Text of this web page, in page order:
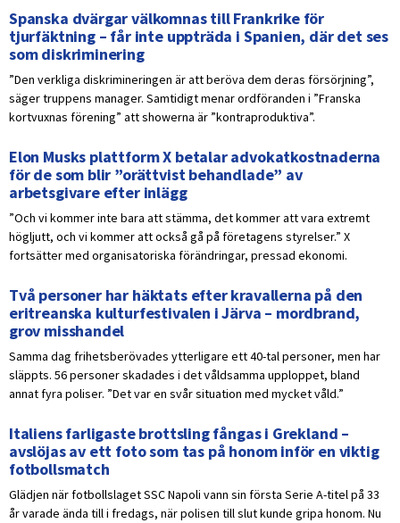
Spanska dvärgar välkomnas till Frankrike för
tjurfäktning – får inte uppträda i Spanien, där det ses
som diskriminering
”Den verkliga diskrimineringen är att beröva dem deras försörjning”,
säger truppens manager. Samtidigt menar ordföranden i ”Franska
kortvuxnas förening” att showerna är ”kontraproduktiva”.
Elon Musks plattform X betalar advokatkostnaderna
för de som blir ”orättvist behandlade” av
arbetsgivare efter inlägg
”Och vi kommer inte bara att stämma, det kommer att vara extremt
högljutt, och vi kommer att också gå på företagens styrelser.” X
fortsätter med organisatoriska förändringar, pressad ekonomi.
Två personer har häktats efter kravallerna på den
eritreanska kulturfestivalen i Järva – mordbrand,
grov misshandel
Samma dag frihetsberövades ytterligare ett 40-tal personer, men har
släppts. 56 personer skadades i det våldsamma upploppet, bland
annat fyra poliser. ”Det var en svår situation med mycket våld.”
Italiens farligaste brottsling fångas i Grekland –
avslöjas av ett foto som tas på honom inför en viktig
fotbollsmatch
Glädjen när fotbollslaget SSC Napoli vann sin första Serie A-titel på 33
år varade ända till i fredags, när polisen till slut kunde gripa honom. Nu